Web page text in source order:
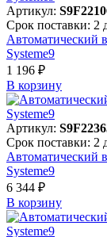
Артикул:
Срок поставки: 2
Автоматический
Systeme9
1 196 ₽
В корзинy
Артикул:
Срок поставки: 2
Автоматический
Systeme9
6 344 ₽
В корзинy